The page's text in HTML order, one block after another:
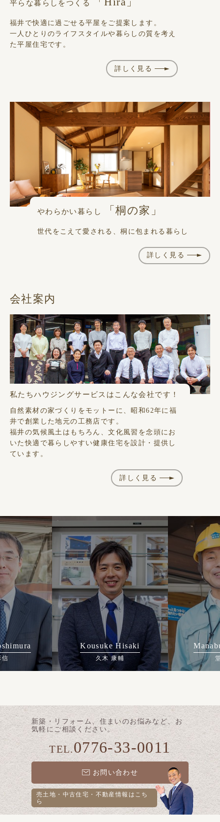
平らな暮らしをつくる
福井で快適に過ごせる平屋をご提案します。
一人ひとりのライフスタイルや暮らしの質を考え
た平屋住宅です。
詳しく見る
やわらかい暮らし 「桐の家」
世代をこえて愛される、桐に包まれる暮らし
詳しく見る
会社案内
私たちハウジングサービスはこんな会社です！
自然素材の家づくりをモットーに、昭和62年に福
井で創業した地元の工務店です。
福井の気候風土はもちろん、文化風習を念頭にお
いた快適で暮らしやすい健康住宅を設計・提供し
ています。
詳しく見る
信
Kousuke Hisaki
久木 康輔
新築・リフォーム、住まいのお悩みなど、お
気軽にご相談ください。
TEL.0776-33-0011
お問い合わせ
売土地・中古住宅・不動産情報は こち
ら